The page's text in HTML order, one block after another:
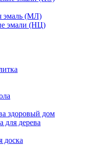
эмаль (МЛ)
эмали (НЦ)
здоровый дом
для дерева
доска